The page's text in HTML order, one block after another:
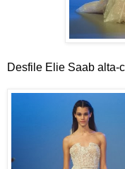
Desfile Elie Saab alta-